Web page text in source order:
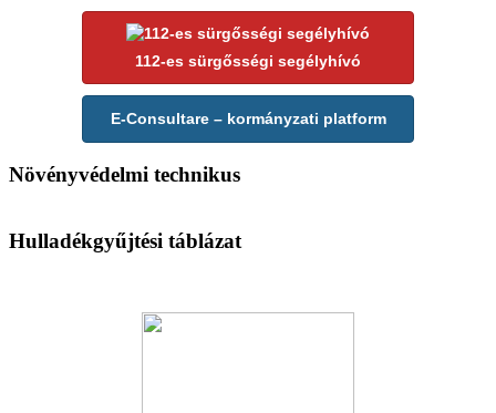
112-es sürgősségi segélyhívó
E-Consultare – kormányzati platform
Növényvédelmi technikus
Hulladékgyűjtési táblázat